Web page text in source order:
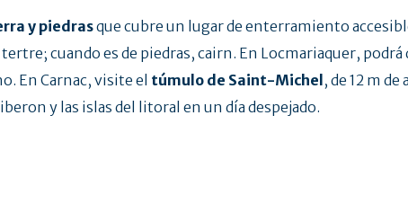
y piedrasque cubre un lugar de enterramiento
cuando es de piedras, cairn. En Locmariaquer,
En Carnac, visite el túmulo de Saint-Michel, de 12 m
y las islas del litoral en un día despejado.